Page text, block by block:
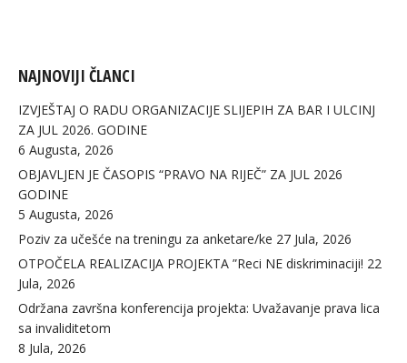
NAJNOVIJI ČLANCI
IZVJEŠTAJ O RADU ORGANIZACIJE SLIJEPIH ZA BAR I ULCINJ
ZA JUL 2026. GODINE
6 Augusta, 2026
OBJAVLJEN JE ČASOPIS “PRAVO NA RIJEČ” ZA JUL 2026
GODINE
5 Augusta, 2026
Poziv za učešće na treningu za anketare/ke 27 Jula, 2026
OTPOČELA REALIZACIJA PROJEKTA ”Reci NE diskriminaciji! 22
Jula, 2026
Održana završna konferencija projekta: Uvažavanje prava lica
sa invaliditetom
8 Jula, 2026